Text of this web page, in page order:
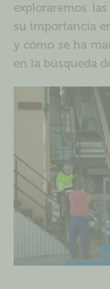
exploraremos las
su importancia
y cómo se ha
en la búsqueda